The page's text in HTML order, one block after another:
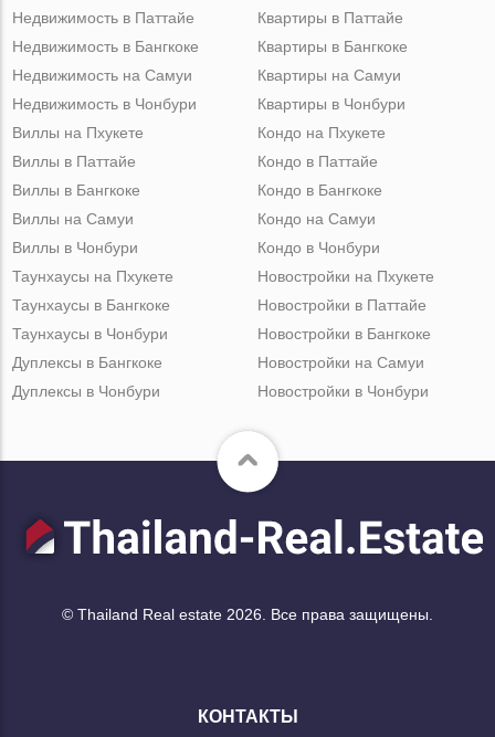
Недвижимость в Паттайе
Недвижимость в Бангкоке
Недвижимость на Самуи
Недвижимость в Чонбури
Квартиры в Паттайе
Квартиры в Бангкоке
Квартиры на Самуи
Квартиры в Чонбури
Виллы на Пхукете
Виллы в Паттайе
Виллы в Бангкоке
Виллы на Самуи
Виллы в Чонбури
Кондо на Пхукете
Кондо в Паттайе
Кондо в Бангкоке
Кондо на Самуи
Кондо в Чонбури
Таунхаусы на Пхукете
Таунхаусы в Бангкоке
Таунхаусы в Чонбури
Дуплексы в Бангкоке
Дуплексы в Чонбури
Новостройки на Пхукете
Новостройки в Паттайе
Новостройки в Бангкоке
Новостройки на Самуи
Новостройки в Чонбури
© Thailand Real estate 2026. Все права защищены.
КОНТАКТЫ